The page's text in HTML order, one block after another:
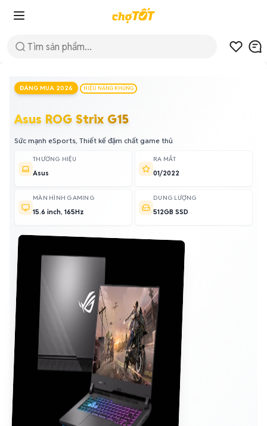
ĐÁNG MUA 2026 HIỆU NĂNG KHỦNG
Asus ROG Strix G15
Sức mạnh eSports, Thiết kế đậm chất game thủ
THƯƠNG HIỆU
Asus
RA MẮT
01/2022
MÀN HÌNH GAMING
15.6 inch, 165Hz
DUNG LƯỢNG
512GB SSD